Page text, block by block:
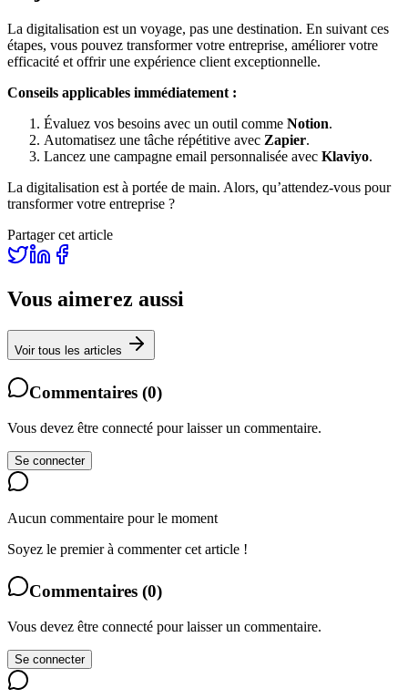
La digitalisation est un voyage, pas une destination. En suivant ces
étapes, vous pouvez transformer votre entreprise, améliorer votre
efficacité et offrir une expérience client exceptionnelle.
Conseils applicables immédiatement :
Évaluez vos besoins avec un outil comme Notion.
Automatisez une tâche répétitive avec Zapier.
Lancez une campagne email personnalisée avec Klaviyo.
La digitalisation est à portée de main. Alors, qu’attendez-vous pour
transformer votre entreprise ?
Partager cet article
Vous aimerez aussi
Voir tous les articles
Commentaires (0)
Vous devez être connecté pour laisser un commentaire.
Se connecter
Aucun commentaire pour le moment
Soyez le premier à commenter cet article !
Commentaires (0)
Vous devez être connecté pour laisser un commentaire.
Se connecter